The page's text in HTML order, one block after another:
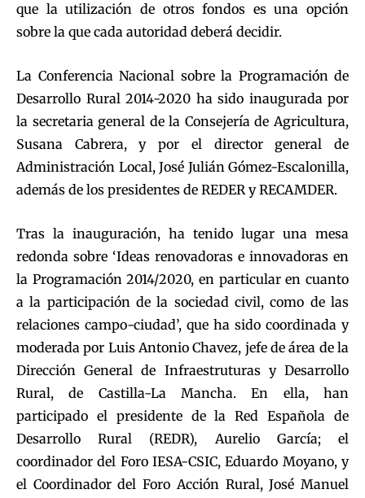
que la utilización de otros fondos es una opción
sobre la que cada autoridad deberá decidir.
La Conferencia Nacional sobre la Programación de
Desarrollo Rural 2014-2020 ha sido inaugurada por
la secretaria general de la Consejería de Agricultura,
Susana Cabrera, y por el director general de
Administración Local, José Julián Gómez-Escalonilla,
además de los presidentes de REDER y RECAMDER.
Tras la inauguración, ha tenido lugar una mesa
redonda sobre ‘Ideas renovadoras e innovadoras en
la Programación 2014/2020, en particular en cuanto
a la participación de la sociedad civil, como de las
relaciones campo-ciudad’, que ha sido coordinada y
moderada por Luis Antonio Chavez, jefe de área de la
Dirección General de Infraestruturas y Desarrollo
Rural, de Castilla-La Mancha. En ella, han
participado el presidente de la Red Española de
Desarrollo Rural (REDR), Aurelio García; el
coordinador del Foro IESA-CSIC, Eduardo Moyano, y
el Coordinador del Foro Acción Rural, José Manuel